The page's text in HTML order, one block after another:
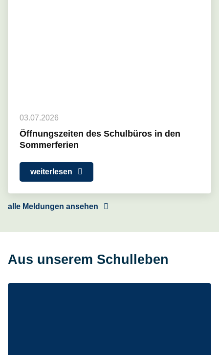
03.07.2026
Öffnungszeiten des Schulbüros in den
Sommerferien
weiterlesen
alle Meldungen ansehen
Aus unserem Schulleben